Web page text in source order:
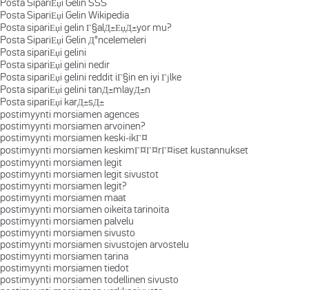
Posta SipariЕџi Gelin SSS
Posta SipariЕџi Gelin Wikipedia
Posta sipariЕџi gelin Г§alД±ЕџД±yor mu?
Posta SipariЕџi Gelin Д°ncelemeleri
Posta sipariЕџi gelini
Posta sipariЕџi gelini nedir
Posta sipariЕџi gelini reddit iГ§in en iyi Гјlke
Posta sipariЕџi gelini tanД±mlayД±n
Posta sipariЕџi karД±sД±
postimyynti morsiamen agences
postimyynti morsiamen arvoinen?
postimyynti morsiamen keski-ikГ¤
postimyynti morsiamen keskimГ¤Г¤rГ¤iset kustannukset
postimyynti morsiamen legit
postimyynti morsiamen legit sivustot
postimyynti morsiamen legit?
postimyynti morsiamen maat
postimyynti morsiamen oikeita tarinoita
postimyynti morsiamen palvelu
postimyynti morsiamen sivusto
postimyynti morsiamen sivustojen arvostelu
postimyynti morsiamen tarina
postimyynti morsiamen tiedot
postimyynti morsiamen todellinen sivusto